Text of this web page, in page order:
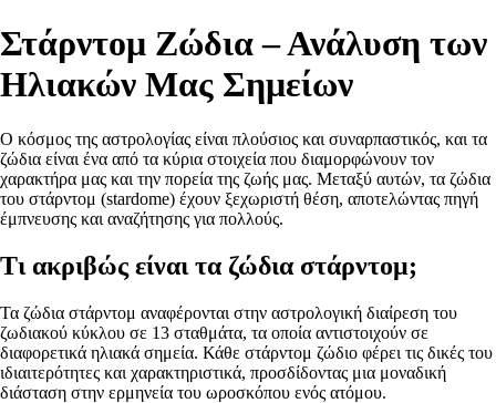
Στάρντομ Ζώδια – Ανάλυση των
Ηλιακών Μας Σημείων
Ο κόσμος της αστρολογίας είναι πλούσιος και συναρπαστικός, και τα
ζώδια είναι ένα από τα κύρια στοιχεία που διαμορφώνουν τον
χαρακτήρα μας και την πορεία της ζωής μας. Μεταξύ αυτών, τα ζώδια
του στάρντομ (stardome) έχουν ξεχωριστή θέση, αποτελώντας πηγή
έμπνευσης και αναζήτησης για πολλούς.
Τι ακριβώς είναι τα ζώδια στάρντομ;
Τα ζώδια στάρντομ αναφέρονται στην αστρολογική διαίρεση του
ζωδιακού κύκλου σε 13 σταθμάτα, τα οποία αντιστοιχούν σε
διαφορετικά ηλιακά σημεία. Κάθε στάρντομ ζώδιο φέρει τις δικές του
ιδιαιτερότητες και χαρακτηριστικά, προσδίδοντας μια μοναδική
διάσταση στην ερμηνεία του ωροσκόπου ενός ατόμου.